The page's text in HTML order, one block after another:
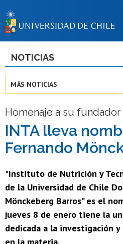
NOTICIAS
MÁS NOTICIAS
Homenaje a su fundador
INTA lleva
Fernando
"Instituto de Nutrición y
de la Universidad de Chile
Mönckeberg Barros" es el
jueves 8 de enero tiene la
dedicada a la investigación